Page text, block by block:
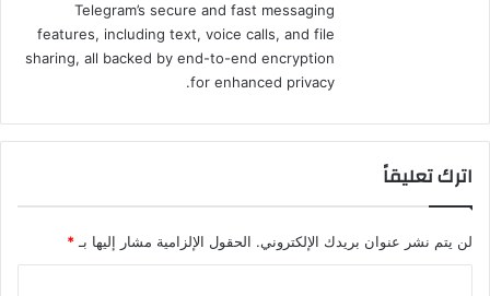
Telegram’s secure and fast messaging
features, including text, voice calls, and file
sharing, all backed by end-to-end encryption
for enhanced privacy.
اترك تعليقاً
لن يتم نشر عنوان بريدك الإلكتروني. الحقول الإلزامية مشار إليها بـ*